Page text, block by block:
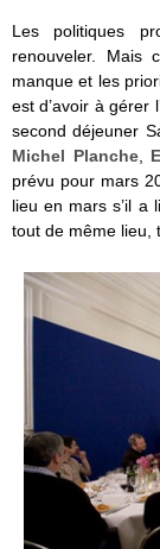
Les politiques
renouveler. Mais
manque et les
est d’avoir à gérer
second déjeuner
Michel Planche,
prévu pour mars
lieu en mars s’il a
tout de même lieu,